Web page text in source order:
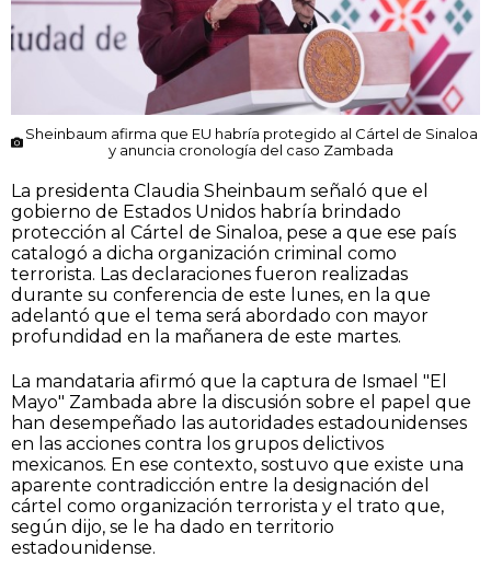
Sheinbaum afirma que EU habría protegido al Cártel de Sinaloa
y anuncia cronología del caso Zambada
La presidenta Claudia Sheinbaum señaló que el
gobierno de Estados Unidos habría brindado
protección al Cártel de Sinaloa, pese a que ese país
catalogó a dicha organización criminal como
terrorista. Las declaraciones fueron realizadas
durante su conferencia de este lunes, en la que
adelantó que el tema será abordado con mayor
profundidad en la mañanera de este martes.
La mandataria afirmó que la captura de Ismael "El
Mayo" Zambada abre la discusión sobre el papel que
han desempeñado las autoridades estadounidenses
en las acciones contra los grupos delictivos
mexicanos. En ese contexto, sostuvo que existe una
aparente contradicción entre la designación del
cártel como organización terrorista y el trato que,
según dijo, se le ha dado en territorio
estadounidense.